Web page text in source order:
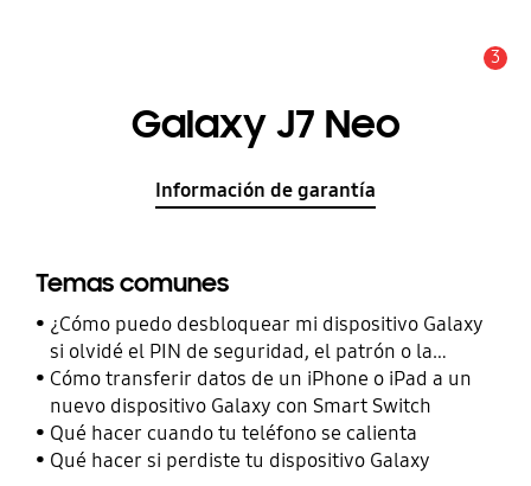
3
Galaxy J7 Neo
Información de garantía
Temas comunes
¿Cómo puedo desbloquear mi dispositivo Galaxy
si olvidé el PIN de seguridad, el patrón o la
contraseña?
Cómo transferir datos de un iPhone o iPad a un
nuevo dispositivo Galaxy con Smart Switch
Qué hacer cuando tu teléfono se calienta
Qué hacer si perdiste tu dispositivo Galaxy